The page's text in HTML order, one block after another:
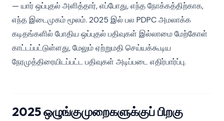
— யார் ஒப்புதல் அளித்தார், எப்போது, எந்த நோக்கத்திற்காக,
எந்த இடைமுகம் மூலம். 2025 இல் பல PDPC அமலாக்க
கடிதங்களில் போதிய ஒப்புதல் பதிவுகள் இல்லாமை மேற்கோள்
காட்டப்பட்டுள்ளது, மேலும் ஏற்றுமதி செய்யக்கூடிய
நேரமுத்திரையிடப்பட்ட பதிவுகள் அடிப்படை எதிர்பார்ப்பு.
2025 ஒழுங்குமுறைகளுக்குப் பிறகு